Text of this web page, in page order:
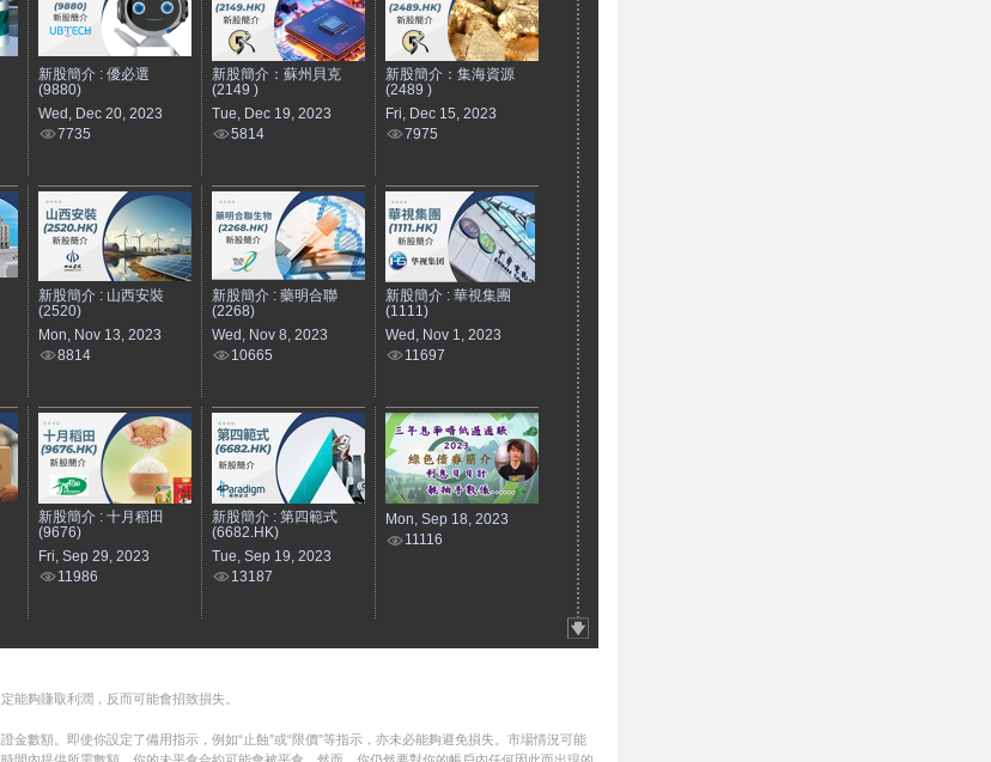
新股簡介 : 優必選
(9880)
Wed, Dec 20, 2023
7735
新股簡介：蘇州貝克
(2149 )
Tue, Dec 19, 2023
5814
新股簡介：集海資源
(2489 )
Fri, Dec 15, 2023
7975
新股簡介 : 山西安裝
(2520)
Mon, Nov 13, 2023
8814
新股簡介 : 藥明合聯
(2268)
Wed, Nov 8, 2023
10665
新股簡介 : 華視集團
(1111)
Wed, Nov 1, 2023
11697
新股簡介 : 十月稻田
(9676)
Fri, Sep 29, 2023
11986
新股簡介 : 第四範式
(6682.HK)
Tue, Sep 19, 2023
13187
Mon, Sep 18, 2023
11116
能夠賺取利潤，反而可能會招致損失。
數額。即使你設定了備用指示，例如“止蝕”或“限價”等指示，亦未必能夠避免損失。市場情況可能